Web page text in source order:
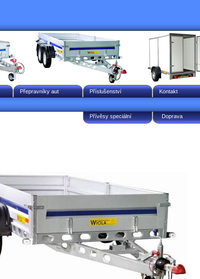
Přepravníky aut Příslušenství Kontakt
Přívěsy speciální Doprava